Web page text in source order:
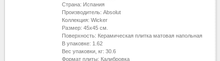
Страна: Испания
Производитель: Absolut
Коллекция: Wicker
Размер: 45x45 см.
Поверхность: Керамическая плитка матовая напольная
В упаковке: 1.62
Вес упаковки, кг: 30.6
Формат плиты: Калибровка